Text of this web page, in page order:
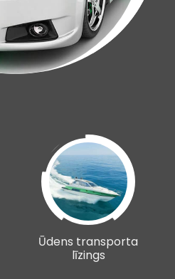
Ūdens transporta
līzings